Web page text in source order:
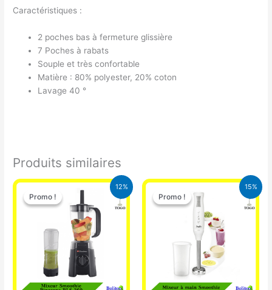
Caractéristiques :
2 poches bas à fermeture glissière
7 Poches à rabats
Souple et très confortable
Matière : 80% polyester, 20% coton
Lavage 40 °
Produits similaires
12%
Promo !
Promo !
Le
prix
initial
était :
25.000 CFA.
Le
prix
actuel
est :
15%
Promo !
Promo !
Le
prix
initial
était :
12.900 CFA.
Le